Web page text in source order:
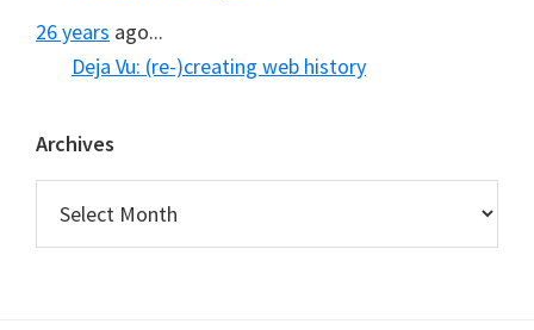
26 years ago...
Deja Vu: (re-)creating web history
Archives